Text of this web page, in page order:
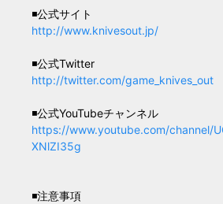
◾公式サイト
http://www.knivesout.jp/
◾公式Twitter
http://twitter.com/game_knives_out
◾公式YouTubeチャンネル
https://www.youtube.com/channel/
XNlZI35g
◾注意事項